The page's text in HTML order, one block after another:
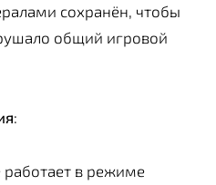
сохранён, чтобы
общий игровой
:
работает в режиме